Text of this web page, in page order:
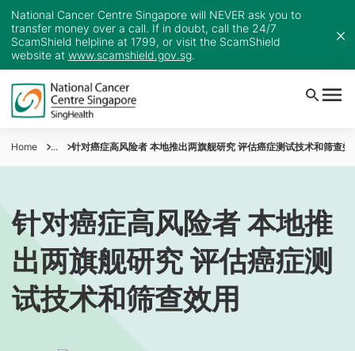
National Cancer Centre Singapore will NEVER ask you to
transfer money over a call. If in doubt, call the 24/7
ScamShield helpline at 1799, or visit the ScamShield
website at www.scamshield.gov.sg.
Home ... 针对癌症高风险者 本地推出两旗舰研究 评估癌症测试技术和筛查效
针对癌症高风险者 本地推
出两旗舰研究 评估癌症测
试技术和筛查效用